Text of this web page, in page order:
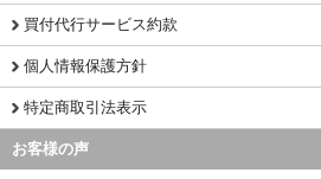
買付代行サービス約款
個人情報保護方針
特定商取引法表示
お客様の声